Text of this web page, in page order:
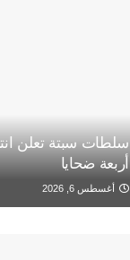
أربعة ضحايا
أغسطس 6, 2026